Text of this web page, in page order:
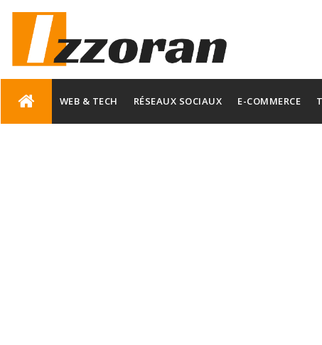
WEB & TECH RÉSEAUX SOCIAUX E-COMMERCE